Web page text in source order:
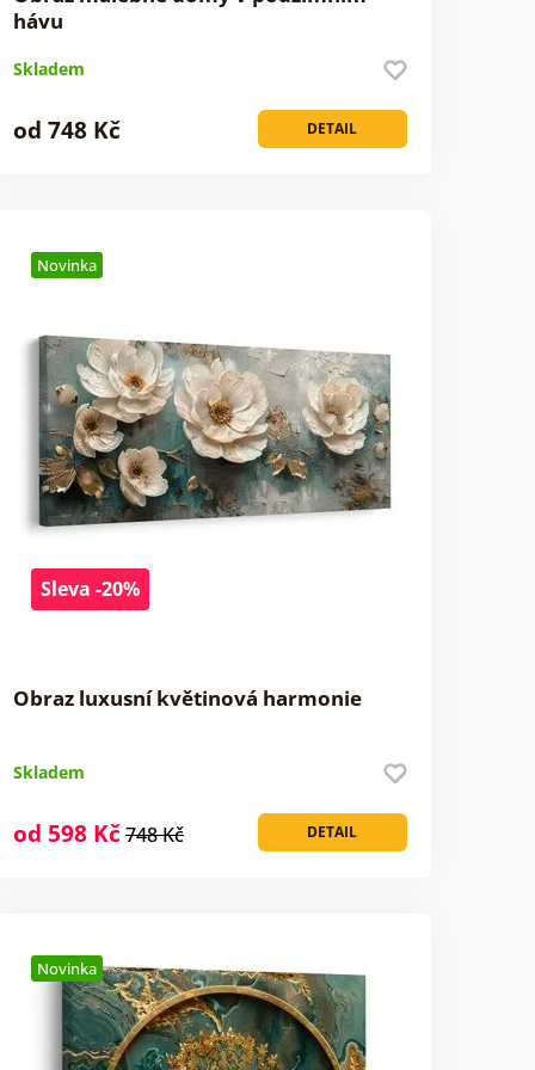
hávu
Skladem
DETAIL
od 748 Kč
Novinka
Sleva -20%
Obraz luxusní květinová harmonie
Skladem
DETAIL
od 598 Kč748 Kč
Novinka